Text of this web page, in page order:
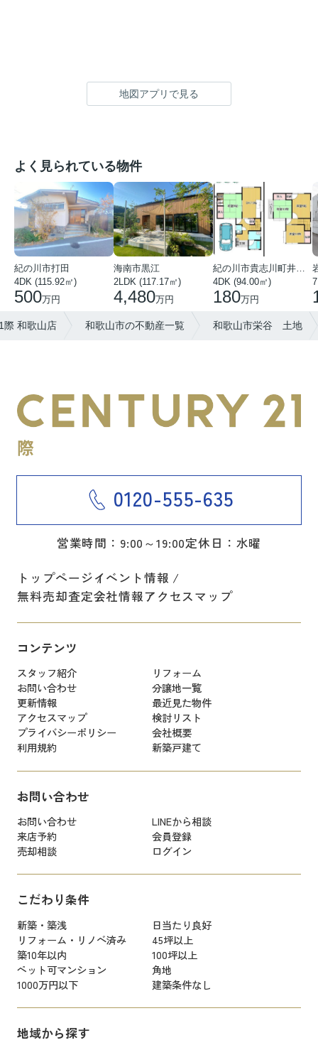
地図アプリで見る
よく見られている物件
紀の川市打田
4DK (115.92㎡)
500万円
海南市黒江
2LDK (117.17㎡)
4,480万円
紀の川市貴志川町井ノ口
4DK (94.00㎡)
180万円
際 和歌山店 和歌山市の不動産一覧 和歌山市栄谷 土地
0120-555-635
営業時間：9:00～19:00定休日：水曜
トップページイベント情報
無料売却査定会社情報アクセスマップ
コンテンツ
スタッフ紹介
リフォーム
お問い合わせ
分譲地一覧
更新情報
最近見た物件
アクセスマップ
検討リスト
プライバシーポリシー
会社概要
利用規約
新築戸建て
お問い合わせ
お問い合わせ
LINEから相談
来店予約
会員登録
売却相談
ログイン
こだわり条件
新築・築浅
日当たり良好
リフォーム・リノベ済み
45坪以上
築10年以内
100坪以上
ペット可マンション
角地
1000万円以下
建築条件なし
地域から探す